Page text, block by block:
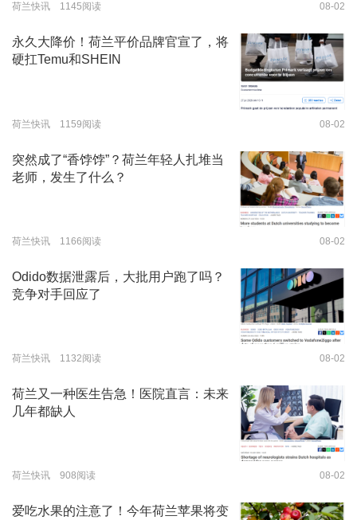
荷兰快讯 1145阅读 08-02
永久大降价！荷兰平价品牌官宣了，将
硬扛Temu和SHEIN
荷兰快讯 1159阅读 08-02
突然成了“香饽饽”？荷兰年轻人扎堆当
老师，发生了什么？
荷兰快讯 1166阅读 08-02
Odido数据泄露后，大批用户跑了吗？
竞争对手回应了
荷兰快讯 1132阅读 08-02
荷兰又一种医生告急！医院直言：未来
几年都缺人
荷兰快讯 908阅读 08-02
爱吃水果的注意了！今年荷兰苹果将变